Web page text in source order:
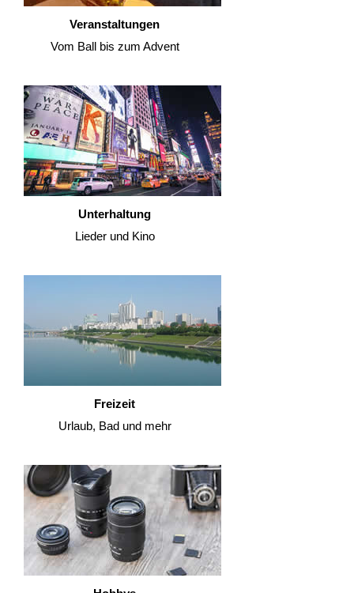
Veranstaltungen
Vom Ball bis zum Advent
Unterhaltung
Lieder und Kino
Freizeit
Urlaub, Bad und mehr